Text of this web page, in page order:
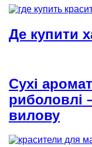
Де купити
Сухі
риболовлі
вилову